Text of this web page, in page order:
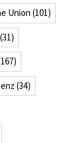
Union(101)
(34)